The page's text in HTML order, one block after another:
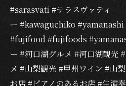
#sarasvati #サラスヴァティ
ー #kawaguchiko #yamanashi
#fujifood #fujifoods
ー #河口湖グルメ #河口湖観光
メ #山梨観光 #甲州ワイン #山
お店 #ピアノのあるお店 #生演